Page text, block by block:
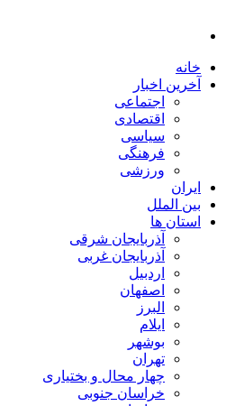
خانه
آخرین اخبار
اجتماعی
اقتصادی
سیاسی
فرهنگی
ورزشی
ایران
بین الملل
استان ها
آذربایجان شرقی
آذربایجان غربی
اردبیل
اصفهان
البرز
ایلام
بوشهر
تهران
چهار محال و بختیاری
خراسان جنوبی